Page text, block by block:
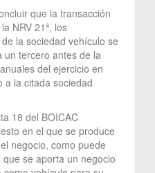
que la transacción
NRV 21ª, los
la sociedad vehículo se
tercero antes de la
del ejercicio en
a la citada sociedad
18 del BOICAC
en el que se produce
negocio, como puede
se aporta un negocio